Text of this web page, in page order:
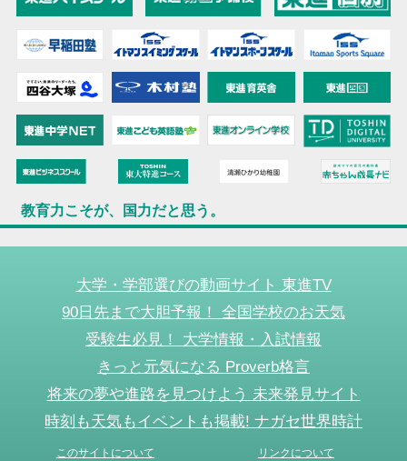
教育力こそが、国力だと思う。
大学・学部選びの動画サイト 東進TV
90日先まで大胆予報！ 全国学校のお天気
受験生必見！ 大学情報・入試情報
きっと元気になる Proverb格言
将来の夢や進路を見つけよう 未来発見サイト
時刻も天気もイベントも掲載! ナガセ世界時計
このサイトについて
リンクについて